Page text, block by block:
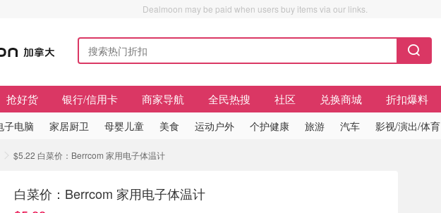
Dealmoon may be paid when users buy items via our links.
抢好货 银行/信用卡 商家导航 全民热搜 社区 兑换商城 折扣爆料
子电脑 家居厨卫 母婴儿童 美食 运动户外 个护健康 旅游 汽车 影视/演出/体育
$5.22 白菜价：Berrcom 家用电子体温计
白菜价：Berrcom 家用电子体温计